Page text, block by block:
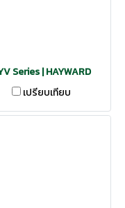
Series | HAYWARD
เปรียบเทียบ